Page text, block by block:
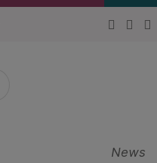
News